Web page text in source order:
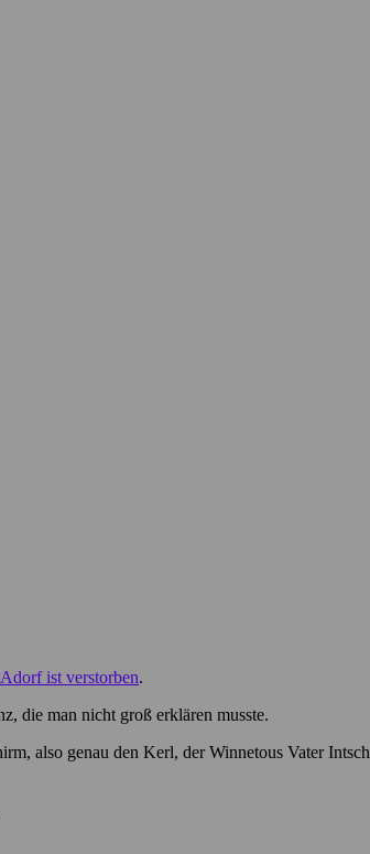
ist verstorben.
die man nicht groß erklären musste.
also genau den Kerl, der Winnetous Vater